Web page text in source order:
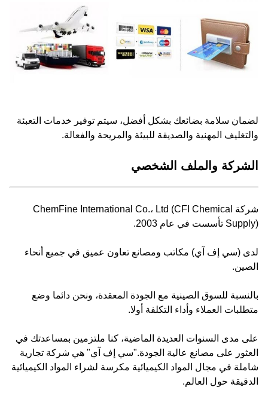
لضمان سلامة بضائعك بشكل أفضل، سيتم توفير خدمات التعبئة
والتغليف المهنية والصديقة للبيئة والمريحة والفعالة.
الشركة والملف الشخصي
شركة ChemFine International Co.، Ltd (CFI Chemical
Supply) تأسست في عام 2003.
لدى (سي إف آي) مكاتب ومصانع تعاون عميق في جميع أنحاء
الصين.
بالنسبة للسوق الصينية مع الجودة المعقدة، ونحن دائما وضع
متطلبات العملاء وأداء التكلفة أولا.
على مدى السنوات العديدة الماضية، كنا ملتزمين بمساعدتك في
العثور على مصانع عالية الجودة."سي إف آي" هي شركة تجارية
شاملة في مجال المواد الكيميائية مكرسة لشراء المواد الكيميائية
الدقيقة حول العالم.